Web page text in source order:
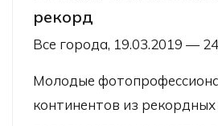
рекорд
Все города, 19.03.2019 —
Молодые
континентов из